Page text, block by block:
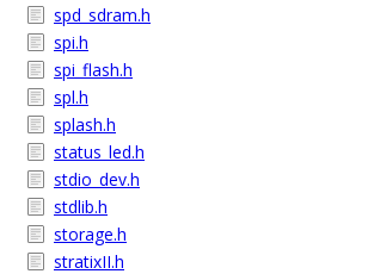
spd_sdram.h
spi.h
spi_flash.h
spl.h
splash.h
status_led.h
stdio_dev.h
stdlib.h
storage.h
stratixII.h